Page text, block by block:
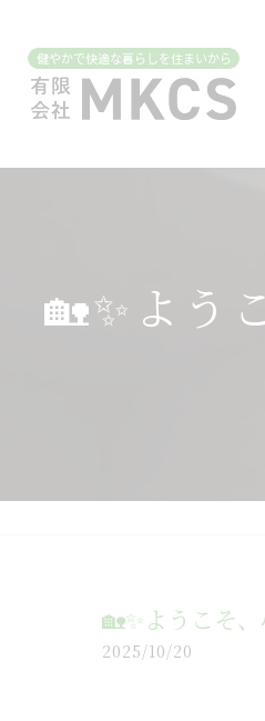
🏡✨よう
🏡✨ようこそ
2025/10/20